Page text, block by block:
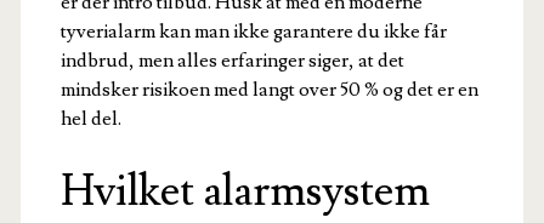
tyverialarm kan man ikke garantere du ikke får
indbrud, men alles erfaringer siger, at det
mindsker risikoen med langt over 50 % og det er en
hel del.
Hvilket alarmsystem